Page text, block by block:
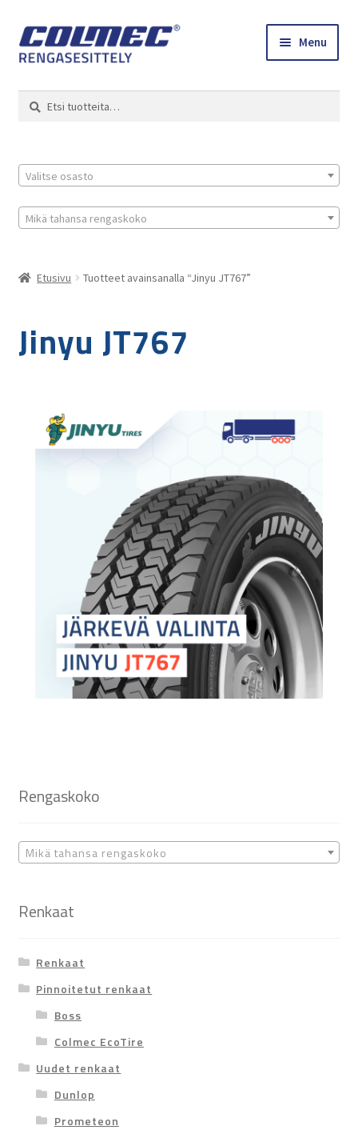
Skip
to
Skip
to
Menu
Colmec
0 tuotetta tarjouspyynnössä
Etsi:
Haku
Valitse osasto
Mikä tahansa rengaskoko
Etusivu Tuotteet avainsanalla “Jinyu JT767”
Jinyu JT767
Rengaskoko
Mikä tahansa rengaskoko
Renkaat
Renkaat
Pinnoitetut renkaat
Boss
Colmec EcoTire
Uudet renkaat
Dunlop
Prometeon